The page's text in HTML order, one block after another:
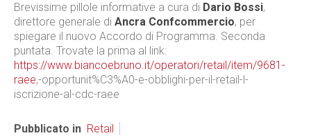
Brevissime pillole informative a cura di Dario Bossi,
direttore generale di Ancra Confcommercio, per
spiegare il nuovo Accordo di Programma. Seconda
puntata. Trovate la prima al link:
https://www.biancoebruno.it/operatori/retail/item/9681-
raee,-opportunit%C3%A0-e-obblighi-per-il-retail-l-
iscrizione-al-cdc-raee
Pubblicato in Retail